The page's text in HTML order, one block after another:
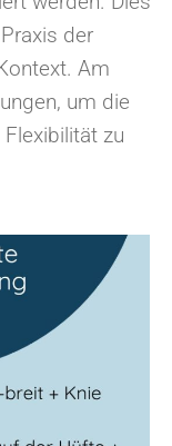
der
Am
um die
zu